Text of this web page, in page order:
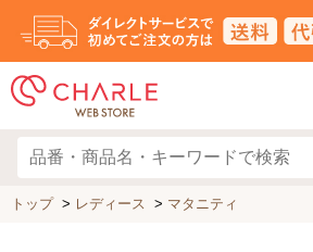
トップ> レディース > マタニティ